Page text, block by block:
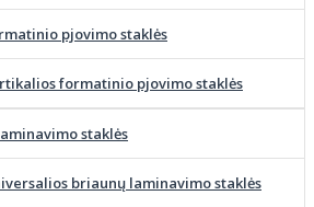
pjovimo staklės
formatinio pjovimo staklės
staklės
briaunų laminavimo staklės